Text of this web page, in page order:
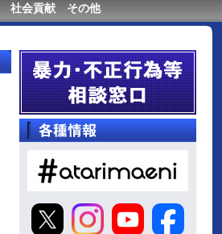
社会貢献 その他